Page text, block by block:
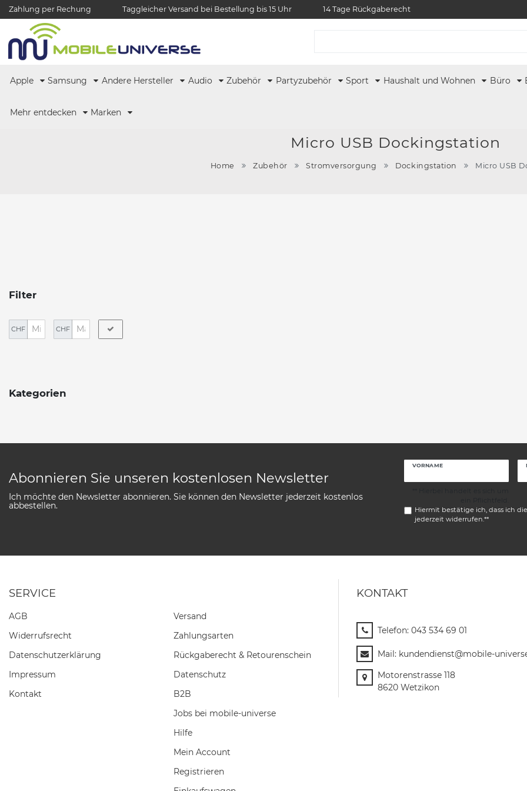
Zahlung per Rechung Taggleicher Versand bei Bestellung bis 15 Uhr 14 Tage Rückgaberecht
Apple Samsung Andere Hersteller Audio Zubehör Partyzubehör Sport Haushalt und Wohnen Büro
Mehr entdecken Marken
Micro USB Dockingstation
Home Zubehör Stromversorgung Dockingstation Micro USB
Filter
CHF CHF
Kategorien
Abonnieren Sie unseren kostenlosen Newsletter
Ich möchte den Newsletter abonnieren. Sie können den Newsletter jederzeit kostenlos
abbestellen.
VORNAME
Hiermit bestätige ich, dass ich die
jederzeit widerrufen.**
SERVICE
AGB
Widerrufs­recht
Daten­schutz­erklärung
Impressum
Kontakt
Versand
Zahlungsarten
Rückgaberecht & Retourenschein
Datenschutz
B2B
Jobs bei mobile-universe
Hilfe
Mein Account
Registrieren
KONTAKT
Telefon: 043 534 69 01
Mail: kundendienst@mobile-
Motorenstrasse 118
8620 Wetzikon